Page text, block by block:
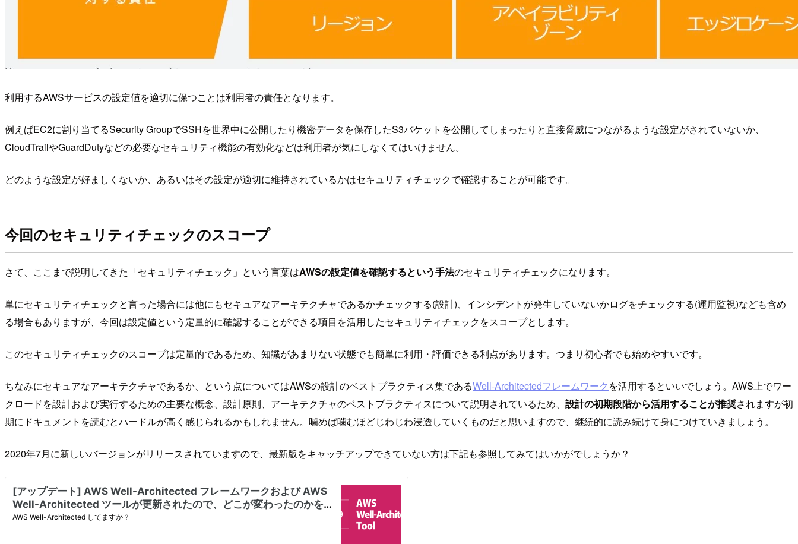
利用するAWSサービスの設定値を適切に保つことは利用者の責任となります。
例えばEC2に割り当てるSecurity GroupでSSHを世界中に公開したり機密データを保存したS3バケットを公開してしまったりと直接脅威につながるような設定がされていないか、
CloudTrailやGuardDutyなどの必要なセキュリティ機能の有効化などは利用者が気にしなくてはいけません。
どのような設定が好ましくないか、あるいはその設定が適切に維持されているかはセキュリティチェックで確認することが可能です。
今回のセキュリティチェックのスコープ
さて、ここまで説明してきた「セキュリティチェック」という言葉はAWSの設定値を確認するという手法のセキュリティチェックになります。
単にセキュリティチェックと言った場合には他にもセキュアなアーキテクチャであるかチェックする(設計)、インシデントが発生していないかログをチェックする(運用監視)なども含め
る場合もありますが、今回は設定値という定量的に確認することができる項目を活用したセキュリティチェックをスコープとします。
このセキュリティチェックのスコープは定量的であるため、知識があまりない状態でも簡単に利用・評価できる利点があります。つまり初心者でも始めやすいです。
ちなみにセキュアなアーキテクチャであるか、という点についてはAWSの設計のベストプラクティス集であるWell-Architectedフレームワーク を活用するといいでしょう。AWS上でワー
クロードを設計および実行するための主要な概念、設計原則、アーキテクチャのベストプラクティスについて説明されているため、 設計の初期段階から活用することが推奨されますが初
期にドキュメントを読むとハードルが高く感じられるかもしれません。噛めば噛むほどじわじわ浸透していくものだと思いますので、継続的に読み続けて身につけていきましょう。
2020年7月に新しいバージョンがリリースされていますので、最新版をキャッチアップできていない方は下記も参照してみてはいかがでしょうか？